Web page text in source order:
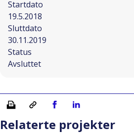
Startdato
19.5.2018
Sluttdato
30.11.2019
Status
Avsluttet
Skriv ut Kopiera länkDel på Facebook
Del på Linkedin
Relaterte projekter